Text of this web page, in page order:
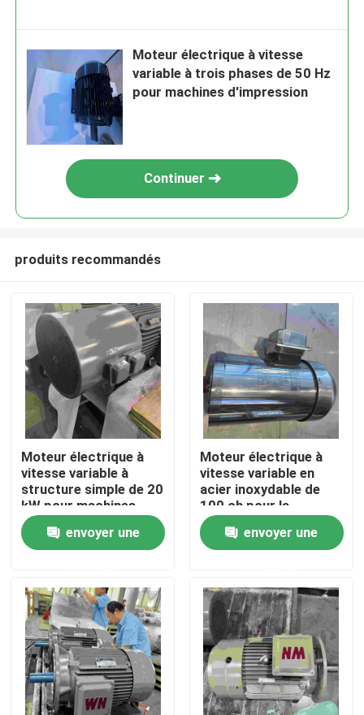
Maison
Produits
Au sujet de nous
Visite d'usine
Moteur électrique à vitesse
variable à trois phases de 50 Hz
pour machines d'impression
Continuer
produits recommandés
Moteur électrique à
vitesse variable à
structure simple de 20
kW pour machines
d'emballage
envoyer une
Moteur électrique à
vitesse variable en
acier inoxydable de
100 ch pour la
construction
envoyer une